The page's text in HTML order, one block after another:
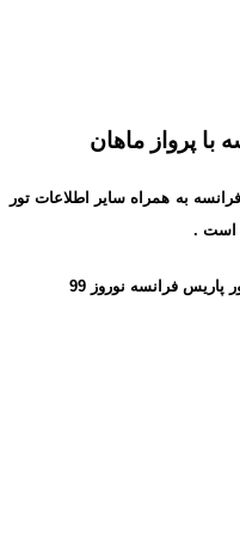
به همراه سایر اطلاعات تور
است .
فرانسه نوروز 99